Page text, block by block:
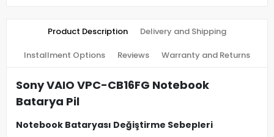
Product Description Delivery and Shipping
Installment Options Reviews Warranty and Returns
Sony VAIO VPC-CB16FG Notebook
Batarya Pil
Notebook Bataryası Değiştirme Sebepleri